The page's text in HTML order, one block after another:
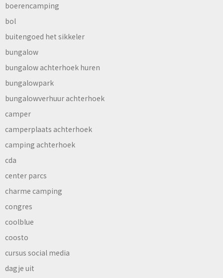
boerencamping
bol
buitengoed het sikkeler
bungalow
bungalow achterhoek huren
bungalowpark
bungalowverhuur achterhoek
camper
camperplaats achterhoek
camping achterhoek
cda
center parcs
charme camping
congres
coolblue
coosto
cursus social media
dagje uit